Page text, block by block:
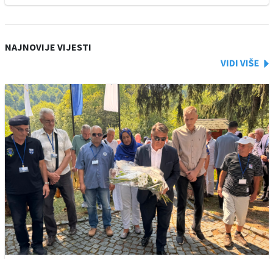
NAJNOVIJE VIJESTI